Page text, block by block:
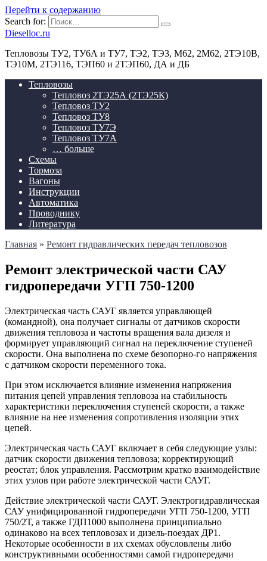
Перейти к содержанию
Search for:
Dieselloc.ru
Тепловозы ТУ2, ТУ6А и ТУ7, ТЭ2, ТЭ3, М62, 2М62, 2ТЭ10В,
ТЭ10М, 2ТЭ116, ТЭП60 и 2ТЭП60, ДА и ДБ
Тепловозы
Тепловоз 2ТЭ25А (2ТЭ25К)
Тепловоз ТУ2
Тепловоз ТУ8
Тепловоз ТУ7Э
Тепловоз ТУ7А
… больше
Схемы
Тормоза
Вагоны
Инструкции
Автоматика
Проводнику
Литература
Главная » Ремонт гидравлических передач тепловозов
Ремонт электрической части САУ
гидропередачи УГП 750-1200
Электрическая часть САУГ является управляющей
(командной), она получает сигналы от датчиков скорости
движения тепловоза и частоты вращения вала дизеля и
формирует управляющий сигнал на переключение ступеней
скорости. Она выполнена по схеме безопорно-го напряжения
с датчиком скорости переменного тока.
При этом исключается влияние изменения напряжения
питания цепей управления тепловоза на стабильность
характеристики переключения ступеней скорости, а также
влияние на нее изменения сопротивления изоляции этих
цепей.
Электрическая часть САУГ включает в себя следующие узлы:
датчик скорости движения тепловоза; корректирующий
реостат; блок управления. Рассмотрим кратко взаимодействие
этих узлов при работе электрической части САУГ.
Действие электрической части САУГ. Электрогидравлическая
САУ унифицированной гидропередачи УГП 750-1200, УГП
750/2Т, а также ГДП1000 выполнена принципиально
одинаково на всех тепловозах и дизель-поездах ДР1.
Некоторые особенности в их схемах обусловлены либо
конструктивными особенностями самой гидропередачи